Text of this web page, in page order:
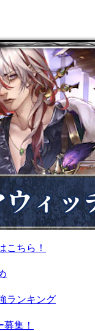
こちら！
ランキング
集！